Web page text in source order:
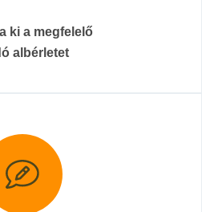
ki a megfelelő
albérletet